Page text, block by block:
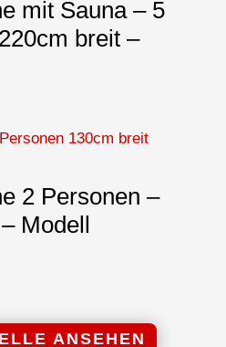
mit Sauna – 5
breit –
2 Personen –
Modell
ANSEHEN